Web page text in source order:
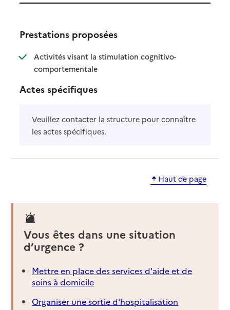
Prestations proposées
Activités visant la stimulation cognitivo-
comportementale: disponible
: non disponible
Actes spécifiques
Veuillez contacter la structure pour connaître
les actes spécifiques.
Haut de page
Vous êtes dans une situation
d’urgence ?
Mettre en place des services d'aide et de
soins à domicile
Organiser une sortie d'hospitalisation